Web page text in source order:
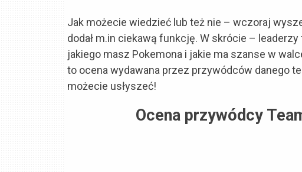
Jak możecie wiedzieć lub też nie – wczoraj
dodał m.in ciekawą funkcję. W skrócie –
jakiego masz Pokemona i jakie ma szanse w
to ocena wydawana przez przywódców danego
możecie usłyszeć!
Ocena przywódcy